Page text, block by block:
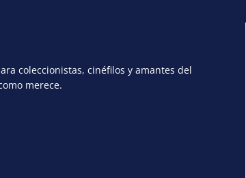
coleccionistas, cinéfilos y amantes del
merece.